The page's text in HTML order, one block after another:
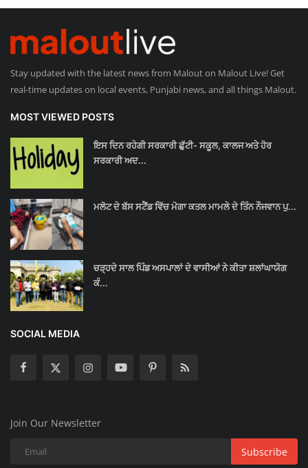
Stay updated with the latest news from Malout on Malout Live! Get
real-time updates on local events, Punjabi news, and all things Malout.
MOST VIEWED POSTS
ਇਸ ਦਿਨ ਰਹੇਗੀ ਸਰਕਾਰੀ ਛੁੱਟੀ- ਸਕੂਲ, ਕਾਲਜ ਅਤੇ ਹੋਰ
ਸਰਕਾਰੀ ਅਦ...
ਮਲੋਟ ਦੇ ਬੱਸ ਸਟੈਂਡ ਵਿੱਚ ਮੋਗਾ ਕਤਲ ਮਾਮਲੇ ਦੇ ਤਿੰਨ ਨੌਜਵਾਨ ਪੁ...
ਚੜ੍ਹਦੇ ਸਾਲ ਪਿੰਡ ਅਸਪਾਲਾਂ ਦੇ ਵਾਸੀਆਂ ਨੇ ਕੀਤਾ ਸ਼ਲਾਂਘਾਯੋਗ
ਕੰ...
SOCIAL MEDIA
Join Our Newsletter
Subscribe